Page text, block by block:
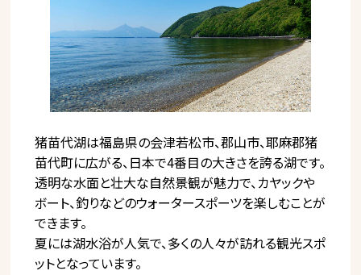
猪苗代湖は福島県の会津若松市、郡山市、耶麻郡猪
苗代町に広がる、日本で4番目の大きさを誇る湖です。
透明な水面と壮大な自然景観が魅力で、カヤックや
ボート、釣りなどのウォータースポーツを楽しむことが
できます。
夏には湖水浴が人気で、多くの人々が訪れる観光スポ
ットとなっています。